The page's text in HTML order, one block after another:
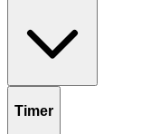
Timer